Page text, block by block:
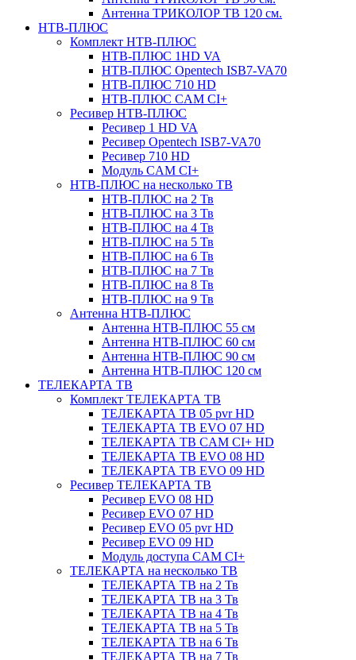
Антенна ТРИКОЛОР ТВ 120 см.
НТВ-ПЛЮС
Комплект НТВ-ПЛЮС
НТВ-ПЛЮС 1HD VA
НТВ-ПЛЮС Opentech ISB7-VA70
НТВ-ПЛЮС 710 HD
НТВ-ПЛЮС CAM CI+
Ресивер НТВ-ПЛЮС
Ресивер 1 HD VA
Ресивер Opentech ISB7-VA70
Ресивер 710 HD
Модуль CAM CI+
НТВ-ПЛЮС на несколько ТВ
НТВ-ПЛЮС на 2 Тв
НТВ-ПЛЮС на 3 Тв
НТВ-ПЛЮС на 4 Тв
НТВ-ПЛЮС на 5 Тв
НТВ-ПЛЮС на 6 Тв
НТВ-ПЛЮС на 7 Тв
НТВ-ПЛЮС на 8 Тв
НТВ-ПЛЮС на 9 Тв
Антенна НТВ-ПЛЮС
Антенна НТВ-ПЛЮС 55 см
Антенна НТВ-ПЛЮС 60 см
Антенна НТВ-ПЛЮС 90 см
Антенна НТВ-ПЛЮС 120 см
ТЕЛЕКАРТА ТВ
Комплект ТЕЛЕКАРТА ТВ
ТЕЛЕКАРТА ТВ 05 pvr HD
ТЕЛЕКАРТА ТВ EVO 07 HD
ТЕЛЕКАРТА ТВ CAM CI+ HD
ТЕЛЕКАРТА ТВ EVO 08 HD
ТЕЛЕКАРТА ТВ EVO 09 HD
Ресивер ТЕЛЕКАРТА ТВ
Ресивер EVO 08 HD
Ресивер EVO 07 HD
Ресивер EVO 05 pvr HD
Ресивер EVO 09 HD
Модуль доступа CAM CI+
ТЕЛЕКАРТА на несколько ТВ
ТЕЛЕКАРТА ТВ на 2 Тв
ТЕЛЕКАРТА ТВ на 3 Тв
ТЕЛЕКАРТА ТВ на 4 Тв
ТЕЛЕКАРТА ТВ на 5 Тв
ТЕЛЕКАРТА ТВ на 6 Тв
ТЕЛЕКАРТА ТВ на 7 Тв